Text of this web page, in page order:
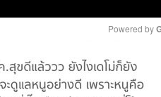
M
u
Powered by